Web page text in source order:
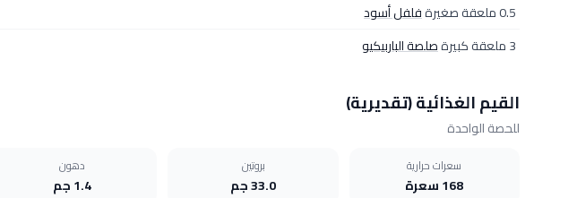
0.5 ملعقة صغيرة
فلفل أسود
3 ملعقة كبيرة
صلصة الباربيكيو
القيم الغذائية (تقديرية)
للحصة الواحدة
سعرات حرارية
168 سعرة
بروتين
33.0 جم
دهون
1.4 جم